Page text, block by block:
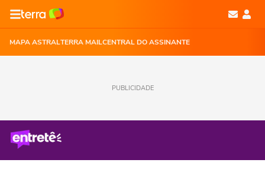
MAPA ASTRALTERRA MAILCENTRAL DO ASSINANTE
PUBLICIDADE